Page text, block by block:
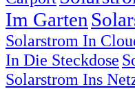
Im Garten
Solarstrom In
In Die Steckdose
Solarstrom Ins